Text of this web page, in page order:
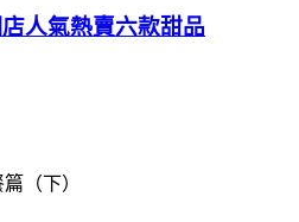
人氣熱賣六款甜品